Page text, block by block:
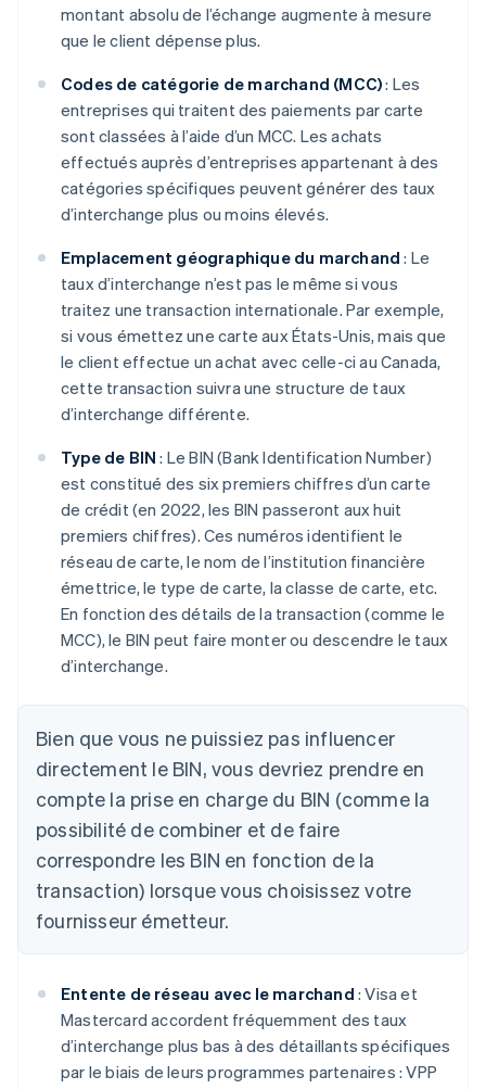
montant absolu de l’échange augmente à mesure
que le client dépense plus.
Codes de catégorie de marchand (MCC): Les
entreprises qui traitent des paiements par carte
sont classées à l’aide d’un MCC. Les achats
effectués auprès d’entreprises appartenant à des
catégories spécifiques peuvent générer des taux
d’interchange plus ou moins élevés.
Emplacement géographique du marchand : Le
taux d’interchange n’est pas le même si vous
traitez une transaction internationale. Par exemple,
si vous émettez une carte aux États-Unis, mais que
le client effectue un achat avec celle-ci au Canada,
cette transaction suivra une structure de taux
d’interchange différente.
Type de BIN : Le BIN (Bank Identification Number)
est constitué des six premiers chiffres d’un carte
de crédit (en 2022, les BIN passeront aux huit
premiers chiffres). Ces numéros identifient le
réseau de carte, le nom de l’institution financière
émettrice, le type de carte, la classe de carte, etc.
En fonction des détails de la transaction (comme le
MCC), le BIN peut faire monter ou descendre le taux
d’interchange.
Bien que vous ne puissiez pas influencer
directement le BIN, vous devriez prendre en
compte la prise en charge du BIN (comme la
possibilité de combiner et de faire
correspondre les BIN en fonction de la
transaction) lorsque vous choisissez votre
fournisseur émetteur.
Entente de réseau avec le marchand : Visa et
Mastercard accordent fréquemment des taux
d’interchange plus bas à des détaillants spécifiques
par le biais de leurs programmes partenaires : VPP